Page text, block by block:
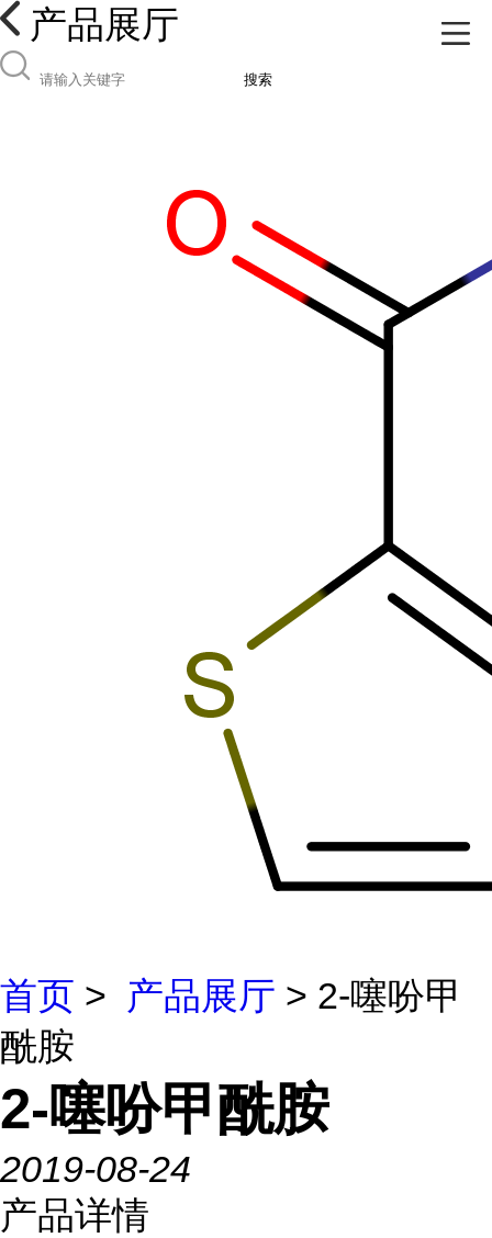
产品展厅
搜索
首页 > 产品展厅 > 2-噻吩甲
酰胺
2-噻吩甲酰胺
2019-08-24
产品详情